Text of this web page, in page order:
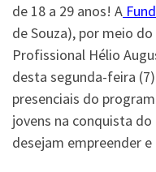
de 18 a 29 anos! A
de Souza), por meio do
Profissional Hélio
desta segunda-feira
presenciais do
jovens na conquista
desejam empreender